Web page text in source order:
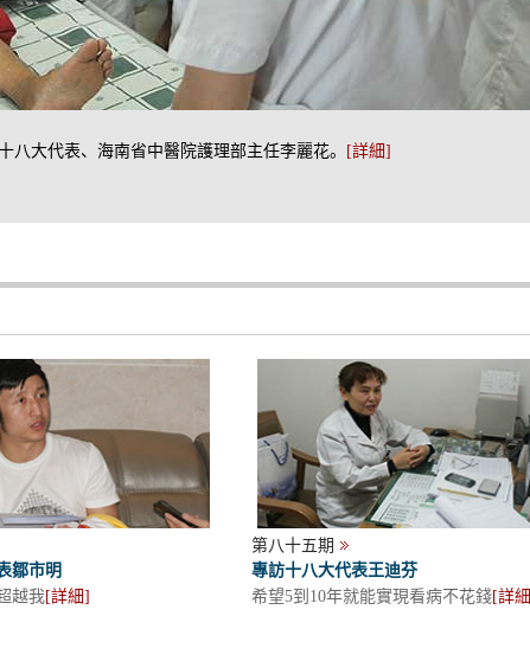
八大代表、海南省中醫院護理部主任李麗花。 [詳細]
鄒市明
越我[詳細]
第八十五期
專訪十八大代表王迪芬
希望5到10年就能實現看病不花錢[詳細